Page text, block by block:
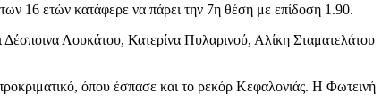
16 ετών κατάφερε να πάρει την 7η θέση με επίδοση 1.90.
Λουκάτου, Κατερίνα Πυλαρινού, Αλίκη Σταματελάτου
όπου έσπασε και το ρεκόρ Κεφαλονιάς. Η Φωτεινή